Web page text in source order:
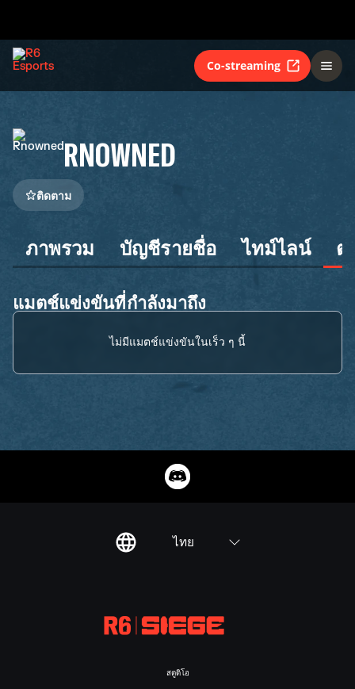
Co-streaming
RNOWNED
ติดตาม
ภาพรวม บัญชีรายชื่อ ไทม์ไลน์ ต
แมตช์แข่งขันที่กำลังมาถึง
ไม่มีแมตช์แข่งขันในเร็ว ๆ นี้
ไทย
สตูดิโอ